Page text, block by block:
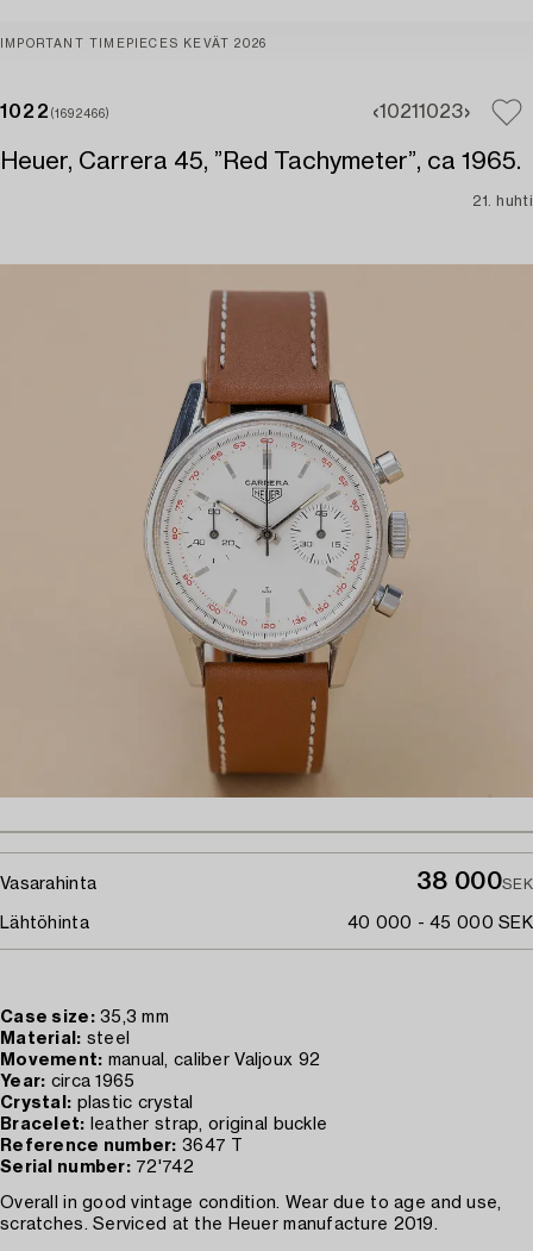
IMPORTANT TIMEPIECES KEVÄT 2026
1022 (1692466) 10211023
Heuer, Carrera 45, ”Red Tachymeter”, ca 1965.
21. huhti
Vasarahinta 38 000SEK
Lähtöhinta 40 000 - 45 000 SEK
Case size:35,3 mm
Material: steel
Movement: manual, caliber Valjoux 92
Year: circa 1965
Crystal: plastic crystal
Bracelet: leather strap, original buckle
Reference number: 3647 T
Serial number:72'742
Overall in good vintage condition. Wear due to age and use,
scratches. Serviced at the Heuer manufacture 2019.